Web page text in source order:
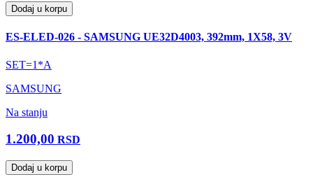
Dodaj u korpu
ES-ELED-026 - SAMSUNG UE32D4003, 392mm, 1X58, 3V
SET=1*A
SAMSUNG
Na stanju
1.200,00 RSD
Dodaj u korpu